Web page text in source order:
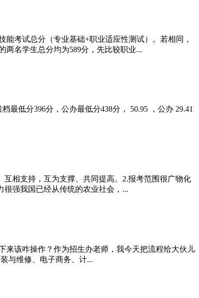
考试总分（专业基础+职业适应性测试）。若相同，
名学生总分均为589分，先比较职业...
最低分396分，公办最低分438分， 50.95 ，公办 29.41
相支持，互为支撑、共同提高。2.报考范围很广物化
强我国已经从传统的农业社会，...
该咋操作？作为招生办老师，我今天把流程给大伙儿
与维修、电子商务、计...